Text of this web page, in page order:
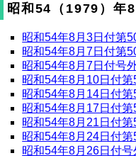
昭和54（1979）年8
昭和54年8月3日付第
昭和54年8月7日付第
昭和54年8月7日付号
昭和54年8月10日付
昭和54年8月14日付
昭和54年8月17日付
昭和54年8月21日付
昭和54年8月24日付
昭和54年8月26日付